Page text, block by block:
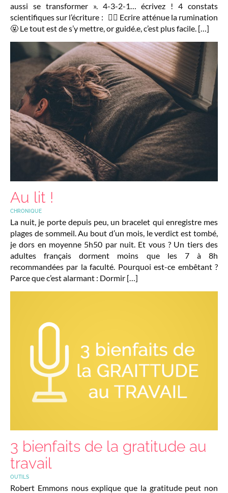
aussi se transformer ». 4-3-2-1… écrivez ! 4 constats
scientifiques sur l’écriture : ✍🏼 Ecrire atténue la rumination
🤬 Le tout est de s’y mettre, or guidé.e, c’est plus facile. […]
Au lit !
CHRONIQUE
La nuit, je porte depuis peu, un bracelet qui enregistre mes
plages de sommeil. Au bout d’un mois, le verdict est tombé,
je dors en moyenne 5h50 par nuit. Et vous ? Un tiers des
adultes français dorment moins que les 7 à 8h
recommandées par la faculté. Pourquoi est-ce embêtant ?
Parce que c’est alarmant : Dormir […]
3 bienfaits de la gratitude au
travail
OUTILS
Robert Emmons nous explique que la gratitude peut non